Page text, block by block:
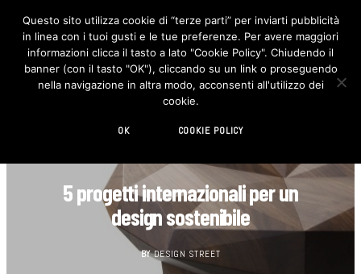
F
c
e
b
o
I
n
s
t
5 progetti internazionali per un
design sostenibile
BY DESIGN STREET
Questo sito utilizza cookie di “terze parti” per inviarti pubblicità
in linea con i tuoi gusti e le tue preferenze. Per avere maggiori
informazioni clicca il tasto a lato "Cookie Policy". Chiudendo il
banner (con il tasto "OK"), cliccando su un link o proseguendo
nella navigazione in altra modo, acconsenti all'utilizzo dei
cookie.
OK COOKIE POLICY